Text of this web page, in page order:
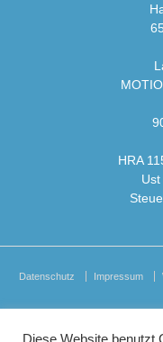
HRA
Datenschutz Impressum